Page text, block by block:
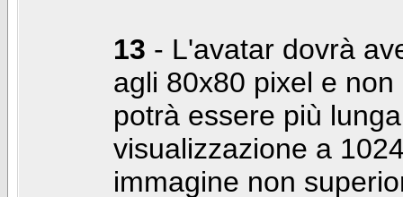
13 - L'avatar dovrà
agli 80x80 pixel e
potrà essere più
visualizzazione a
immagine non